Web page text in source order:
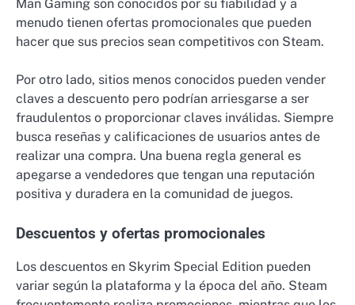
Man Gaming son conocidos por su fiabilidad y a
menudo tienen ofertas promocionales que pueden
hacer que sus precios sean competitivos con Steam.
Por otro lado, sitios menos conocidos pueden vender
claves a descuento pero podrían arriesgarse a ser
fraudulentos o proporcionar claves inválidas. Siempre
busca reseñas y calificaciones de usuarios antes de
realizar una compra. Una buena regla general es
apegarse a vendedores que tengan una reputación
positiva y duradera en la comunidad de juegos.
Descuentos y ofertas promocionales
Los descuentos en Skyrim Special Edition pueden
variar según la plataforma y la época del año. Steam